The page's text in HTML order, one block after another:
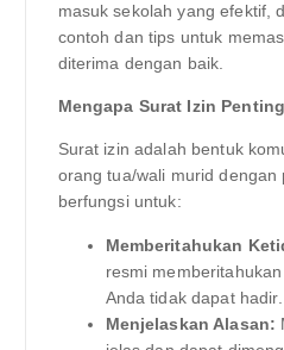
masuk sekolah yang efektif,
contoh dan tips untuk
diterima dengan baik.
Mengapa Surat Izin
Surat izin adalah bentuk
orang tua/wali murid
berfungsi untuk:
Memberitahukan
resmi
Anda tidak dapat hadir.
Menjelaskan Alasan: